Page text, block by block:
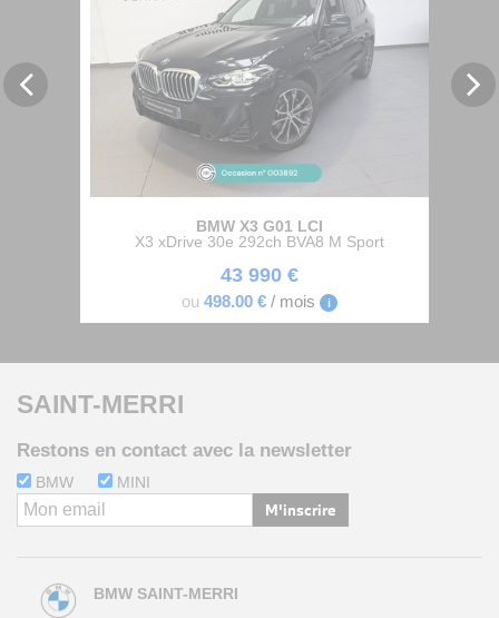
BMW X3 G01 LCI
X3 xDrive 30e 292ch BVA8 M Sport
43 990 €
ou 498.00 € / mois i
SAINT-MERRI
Restons en contact avec la newsletter
BMW MINI
M'inscrire
BMW SAINT-MERRI